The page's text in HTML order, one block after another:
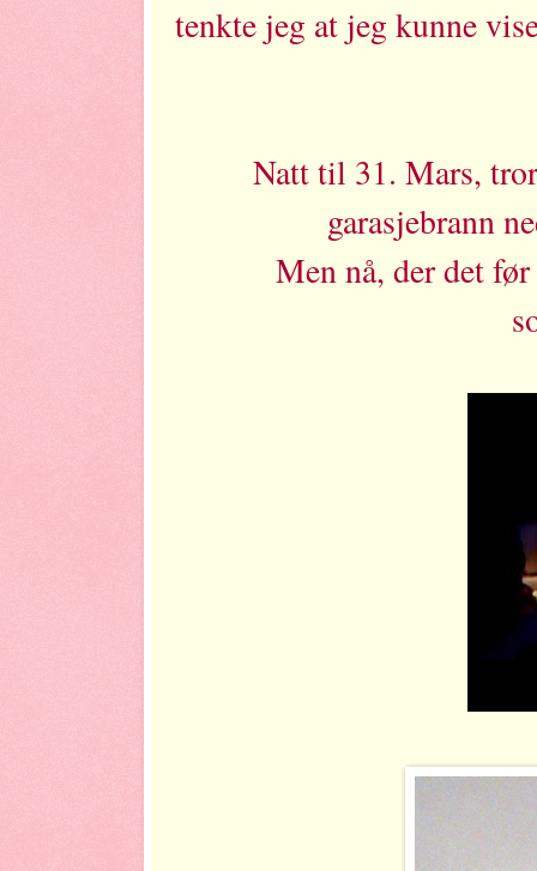
tenkte jeg at jeg kunne
Natt til 31. Mars,
garasjebrann
Men nå, der det